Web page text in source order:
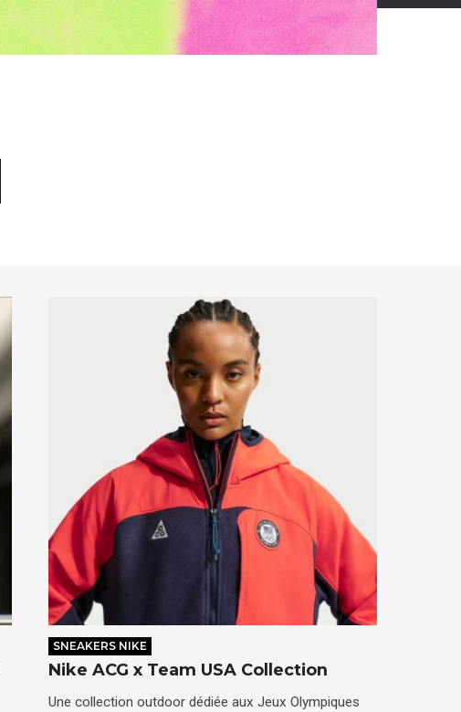
SNEAKERS NIKE
Nike ACG x Team USA Collection
Une collection outdoor dédiée aux Jeux Olympiques